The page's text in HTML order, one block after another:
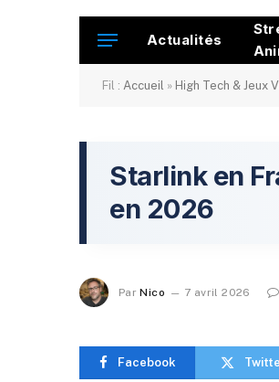
Actualités
Fil : Accueil » High Tech & Jeux
Starlink en
en 2026
Par Nico 7 avril 2026
Facebook